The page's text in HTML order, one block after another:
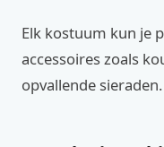
Elk kostuum kun je
accessoires zoals
opvallende sieraden.